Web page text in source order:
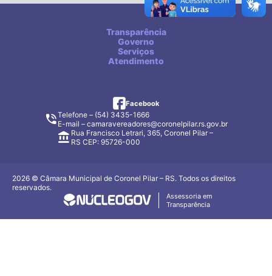
Transparência
Governo
Serviços
Atendimento
Facebook
facebook
Telefone – (54) 3435-1666
E-mail –camaravereadores@coronelpilar.rs.gov.br
Rua Francisco Letrari, 365, Coronel Pilar –
RS CEP: 95726-000
2026 © Câmara Municipal de Coronel Pilar – RS. Todos os direitos
reservados.
Assessoria em
Transparência